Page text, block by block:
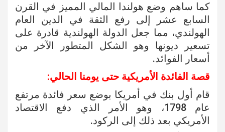
كما ساهم وضع هولندا المالي المميز في القرن
السابع عشر إلى رفع الثقة في الدين العام
الهولندي، مما جعل الدولة الهولندية قادرة على
تسعير ديونها وهو الشكل المتطور الآخر من
أسعار الفوائد.
قصة الفائدة الأمريكية حتى يومنا الحالي:
قام أول بنك في أمريكا بوضع سعر فائدة مرتفع
عام 1798، وهو الأمر الذي دفع الاقتصاد
الأمريكي بعد ذلك إلى الركود.